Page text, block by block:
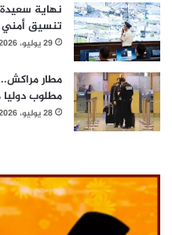
نهاية
تنسيق أمني
29 يوليو، 2026
مطار
مطلوب دوليا
28 يوليو، 2026